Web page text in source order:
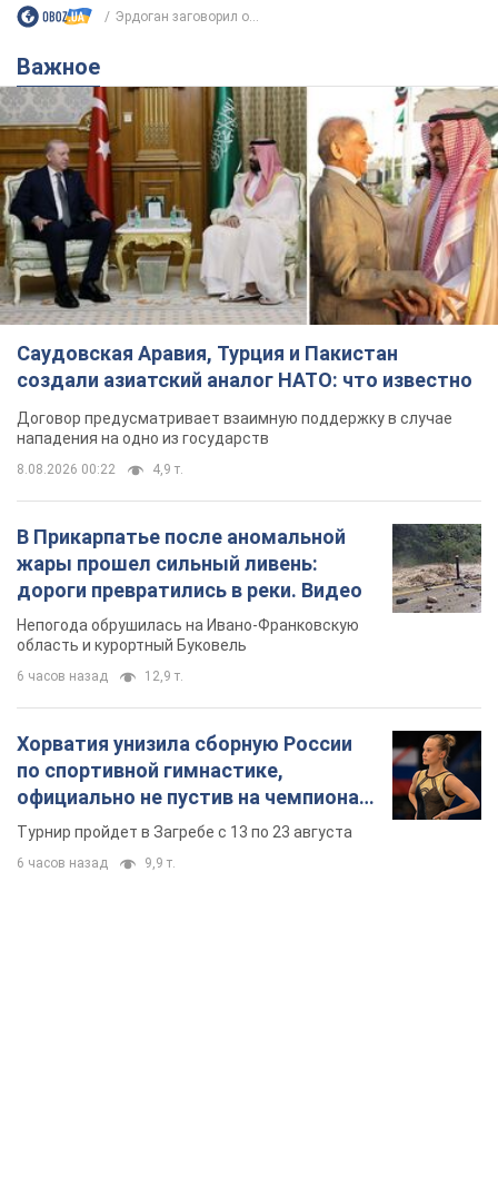
Саудовская Аравия, Турция и Пакистан
создали азиатский аналог НАТО: что известно
Договор предусматривает взаимную поддержку в случае
нападения на одно из государств
8.08.2026 00:22 4,9 т.
В Прикарпатье после аномальной
жары прошел сильный ливень:
дороги превратились в реки. Видео
область и курортный Буковель
6 часов назад 12,9 т.
Хорватия унизила сборную России
по спортивной гимнастике,
официально не пустив на чемпионат
Европы основных спортсменов
Турнир пройдет в Загребе с 13 по 23 августа
6 часов назад 9,9 т.